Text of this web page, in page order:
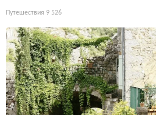
Путешествия 9 526